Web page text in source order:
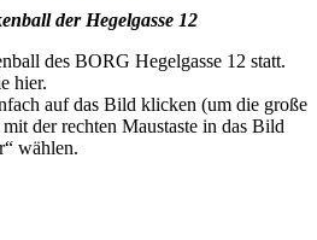
der Hegelgasse 12
des BORG Hegelgasse 12 statt.
hier.
auf das Bild klicken (um die große
der rechten Maustaste in das Bild
wählen.